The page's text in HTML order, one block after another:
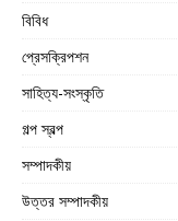
বিবিধ
প্রেসক্রিপশন
সাহিত্য-সংস্কৃতি
গল্প স্বল্প
সম্পাদকীয়
উত্তর সম্পাদকীয়